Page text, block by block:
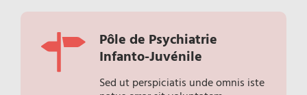
Pôle de Psychiatrie
Infanto-Juvénile
Sed ut perspiciatis unde omnis iste